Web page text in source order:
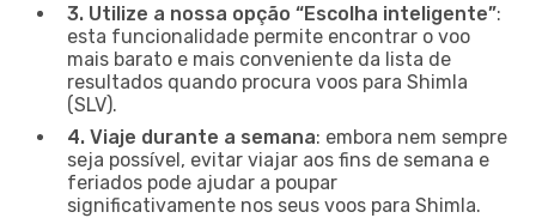
3. Utilize a nossa opção “Escolha inteligente”:
esta funcionalidade permite encontrar o voo
mais barato e mais conveniente da lista de
resultados quando procura voos para Shimla
(SLV).
4. Viaje durante a semana: embora nem sempre
seja possível, evitar viajar aos fins de semana e
feriados pode ajudar a poupar
significativamente nos seus voos para Shimla.